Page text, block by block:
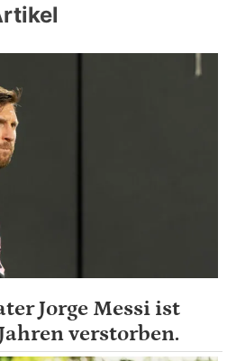
Jorge Messi ist
verstorben.